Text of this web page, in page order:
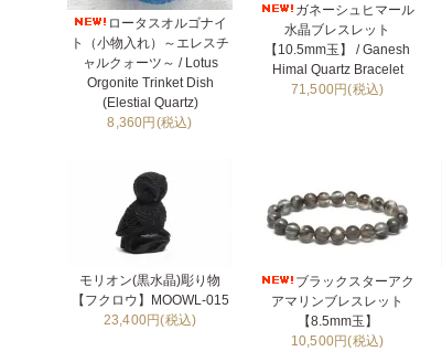
ロータスオルゴナイ
ト（小物入れ）～エレスチ
ャルクォーツ～ / Lotus
Orgonite Trinket Dish
(Elestial Quartz)
8,360円(税込)
ガネーシュヒマール
水晶ブレスレット
【10.5mm玉】 / Ganesh
Himal Quartz Bracelet
71,500円(税込)
モリオン(黒水晶)彫り物
【フクロウ】MOOWL-015
23,400円(税込)
ブラックスターアク
アマリンブレスレット
【8.5mm玉】
10,500円(税込)